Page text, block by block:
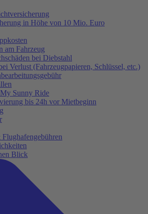
in Höhe von 10 Mio. Euro
am Fahrzeug
bei Diebstahl
Verlust (Fahrzeugpapieren, Schlüssel, etc.)
Sunny Ride
bis 24h vor Mietbeginn
Blick